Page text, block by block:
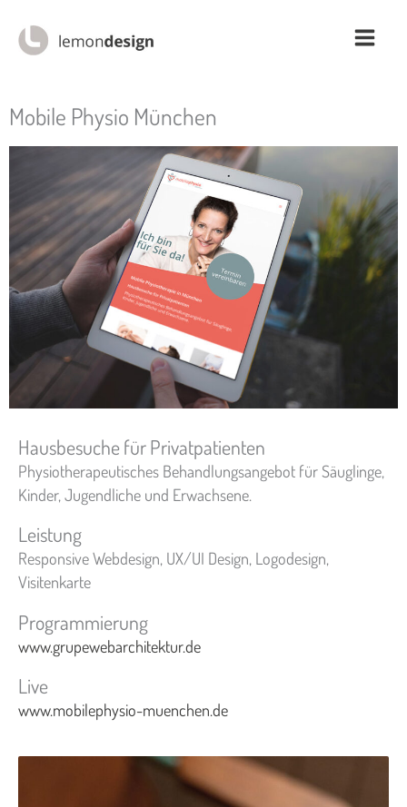
Inhalt
springen
Mobile Physio München
Hausbesuche für Privatpatienten
Physiotherapeutisches Behandlungsangebot für Säuglinge,
Kinder, Jugendliche und Erwachsene.
Leistung
Responsive Webdesign, UX/UI Design, Logodesign,
Visitenkarte
Programmierung
www.grupewebarchitektur.de
Live
www.mobilephysio-muenchen.de